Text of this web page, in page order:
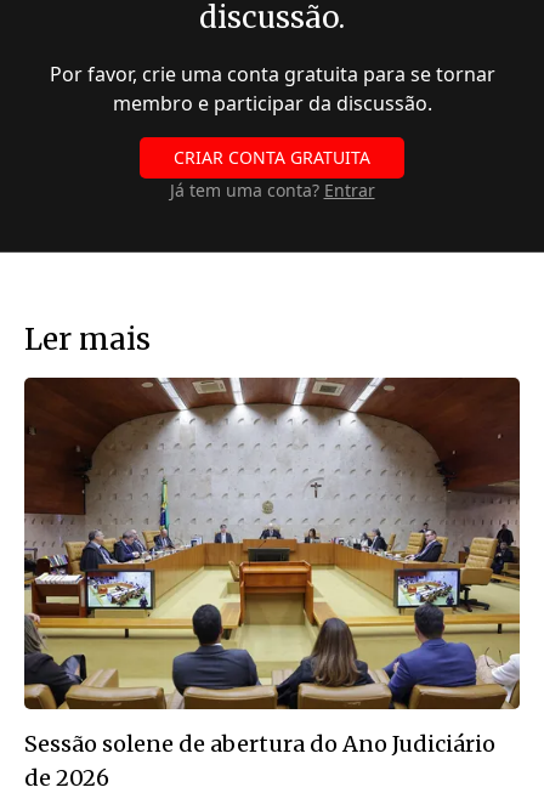
discussão.
Por favor, crie uma conta gratuita para se tornar
membro e participar da discussão.
CRIAR CONTA GRATUITA
Já tem uma conta? Entrar
Ler mais
Sessão solene de abertura do Ano Judiciário
de 2026